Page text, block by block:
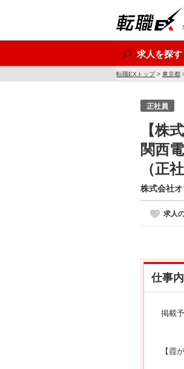
求人を探す
転職EXトップ> 東京都
正社員
【株
関西
（正
株式会社
求人
仕事
掲載
【霞